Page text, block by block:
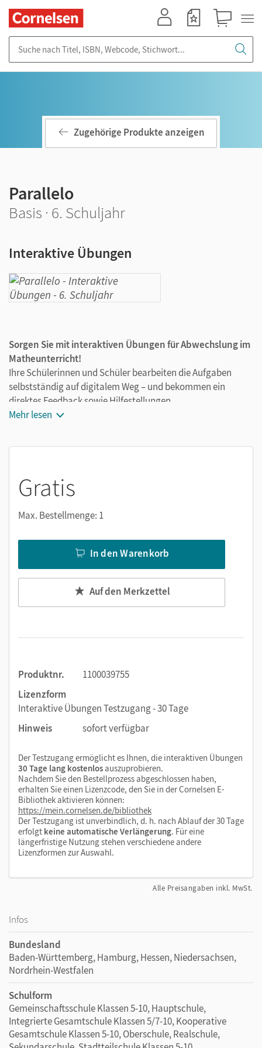
Zugehörige Produkte anzeigen
Parallelo
Basis · 6. Schuljahr
Interaktive Übungen
Sorgen Sie mit interaktiven Übungen für Abwechslung im
Matheunterricht!
Ihre Schülerinnen und Schüler bearbeiten die Aufgaben
selbstständig auf digitalem Weg – und bekommen ein
direktes Feedback sowie Hilfestellungen.
Das bieten die interaktiven Übungen:
Schrittrechner: Bei den Algebra-Aufgaben werden
individuelle Rechenwege der Lernenden automatisch
erkannt. Außerdem gibt es Hilfestellungen, sodass alle
Hause.
In der automatischen Ergebniskontrolle erhalten die
Schüler/-innen gezielte Hinweise und gelangen
selbstständig zur Lösung. Das sorgt für
Erfolgserlebnisse.
Schüler/-innen der Klasse digital und sparen dabei
Die interaktiven Übungen sind auch
Mehr lesen
Gratis
Max. Bestellmenge: 1
In den Warenkorb
Auf den Merkzettel
Produktnr.
1100039755
Lizenzform
Interaktive Übungen Testzugang - 30 Tage
Hinweis
sofort verfügbar
Der Testzugang ermöglicht es Ihnen, die interaktiven Übungen
30 Tage lang kostenlosauszuprobieren.
Nachdem Sie den Bestellprozess abgeschlossen haben,
erhalten Sie einen Lizenzcode, den Sie in der Cornelsen E-
Bibliothek aktivieren können:
https://mein.cornelsen.de/bibliothek
Der Testzugang ist unverbindlich, d. h. nach Ablauf der 30 Tage
erfolgt keine automatische Verlängerung. Für eine
längerfristige Nutzung stehen verschiedene andere
Lizenzformen zur Auswahl.
Alle Preisangaben inkl. MwSt.
Infos
Bundesland
Baden-Württemberg, Hamburg, Hessen, Niedersachsen,
Nordrhein-Westfalen
Schulform
Gemeinschaftsschule Klassen 5-10, Hauptschule,
Integrierte Gesamtschule Klassen 5/7-10, Kooperative
Gesamtschule Klassen 5-10, Oberschule, Realschule,